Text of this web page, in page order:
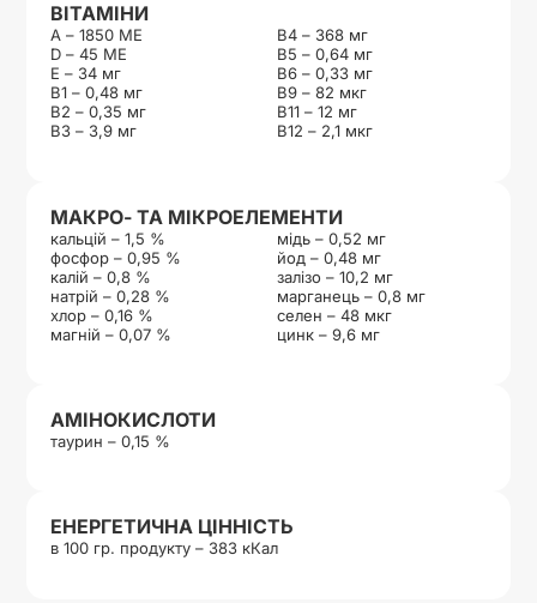
ВІТАМІНИ
А – 1850 МЕ
D – 45 МЕ
Е – 34 мг
В1 – 0,48 мг
В2 – 0,35 мг
В3 – 3,9 мг
В4 – 368 мг
В5 – 0,64 мг
В6 – 0,33 мг
В9 – 82 мкг
В11 – 12 мг
В12 – 2,1 мкг
МАКРО- ТА МІКРОЕЛЕМЕНТИ
кальцій – 1,5 %
фосфор – 0,95 %
калій – 0,8 %
натрій – 0,28 %
хлор – 0,16 %
магній – 0,07 %
мідь – 0,52 мг
йод – 0,48 мг
залізо – 10,2 мг
марганець – 0,8 мг
селен – 48 мкг
цинк – 9,6 мг
АМІНОКИСЛОТИ
таурин – 0,15 %
ЕНЕРГЕТИЧНА ЦІННІСТЬ
в 100 гр. продукту – 383 кКал